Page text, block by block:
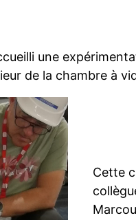
une
de la chambre à
Cette